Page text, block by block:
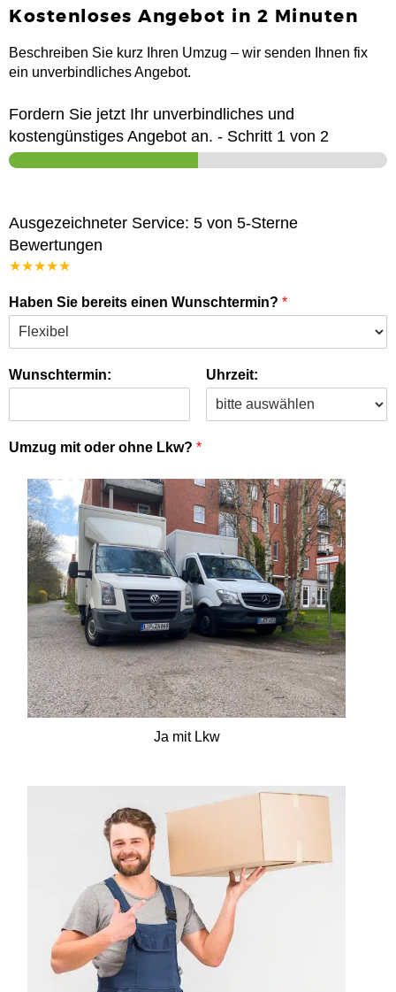
Kostenloses Angebot in 2 Minuten
Beschreiben Sie kurz Ihren Umzug – wir senden Ihnen fix
ein unverbindliches Angebot.
Fordern Sie jetzt Ihr unverbindliches und
kostengünstiges Angebot an. - Schritt 1 von 2
Ausgezeichneter Service: 5 von 5-Sterne
Bewertungen
★★★★★
Haben Sie bereits einen Wunschtermin? *
Wunschtermin: Uhrzeit:
Umzug mit oder ohne Lkw? *
Ja mit Lkw